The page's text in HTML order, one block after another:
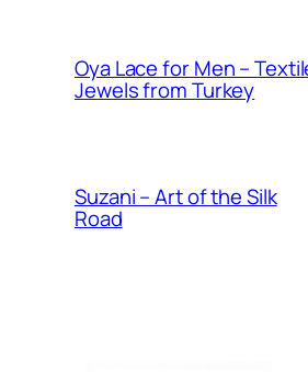
Oya Lace for Men –
Jewels from Turkey
Suzani – Art of the Silk
Road